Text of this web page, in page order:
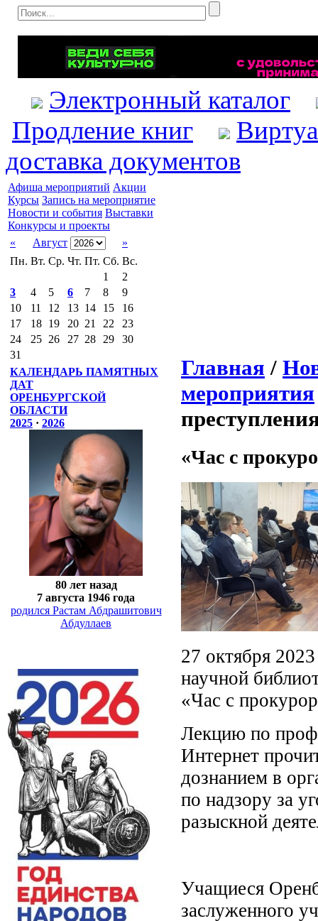
Электронный каталог
Продление книг
доставка документов
Афиша мероприятий Акции
Курсы Запись на мероприятие
Новости и события Выставки
Конкурсы и проекты
«
Август
»
Пн. Вт. Ср. Чт. Пт. Сб. Вс.
1
2
3
4 5 6 7 8
9
10
11 12 13 14 15
16
17
18 19 20 21 22
23
24
25 26 27 28 29
30
31
КАЛЕНДАРЬ ПАМЯТНЫХ
ДАТ
ОРЕНБУРГСКОЙ
ОБЛАСТИ
2025 · 2026
80 лет назад
7 августа 1946 года
родился Растам Абдрашитович
Абдуллаев
Главная /
мероприятия
«Час с
27 октября
научной
«Час с
Лекцию по
Интернет
дознанием в
по надзору за
разыскной
Учащиеся
заслуженного